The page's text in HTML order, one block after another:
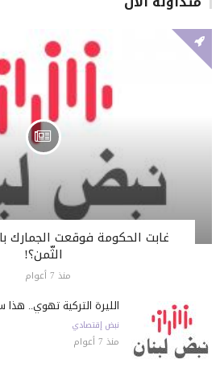
غابت الحكومة فوقعت الجمارك
الثّمن؟!
منذ 7 أعوام
الليرة التركية تهوي.. هذا
نبض إقتصادي
منذ 7 أعوام